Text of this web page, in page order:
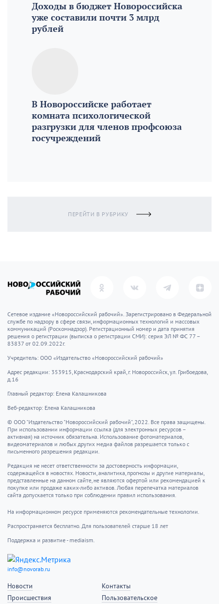
Доходы в бюджет Новороссийска
уже составили почти 3 млрд
рублей
В Новороссийске работает
комната психологической
разгрузки для членов профсоюза
госучреждений
ПЕРЕЙТИ В РУБРИКУ
Сетевое издание «Новороссийский рабочий». Зарегистрировано в Федеральной
службе по надзору в сфере связи, информационных технологий и массовых
коммуникаций (Роскомнадзор). Регистрационный номер и дата принятия
решения о регистрации (выписка о регистрации СМИ): серия ЭЛ № ФС 77 –
83837 от 02.09.2022г.
Учредитель: ООО «Издательство «Новороссийский рабочий»
Адрес редакции: 353915, Краснодарский край, г. Новороссийск, ул. Грибоедова,
д.16
Главный редактор: Елена Калашникова
Веб-редактор: Елена Калашникова
© ООО "Издательство "Новороссийский рабочий", 2022. Все права защищены.
При использовании информации ссылка (для электронных ресурсов –
активная) на источник обязательна. Использование фотоматериалов,
видеоматериалов и любых других медиа файлов разрешается только с
письменного разрешения редакции.
Редакция не несет ответственности за достоверность информации,
содержащейся в новостях. Новости, аналитика, прогнозы и другие материалы,
представленные на данном сайте, не являются офертой или рекомендацией к
покупке или продаже каких-либо активов. Любая перепечатка материалов
сайта допускается только при соблюдении правил использования.
На информационном ресурсе применяются рекомендательные технологии.
Распространяется бесплатно. Для пользователей старше 18 лет
Поддержка и развитие - mediaism.
info@novorab.ru
Новости
Происшествия
Контакты
Пользовательское